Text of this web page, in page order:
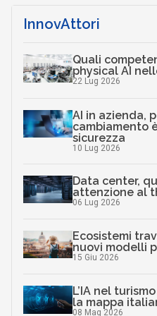
InnovAttori
Quali
physical AI
22 Lug 2026
AI in azienda,
cambiamento
sicurezza
10 Lug 2026
Data center,
attenzione al
06 Lug 2026
Ecosistemi
nuovi modelli
15 Giu 2026
L’IA nel
la mappa
08 Mag 2026